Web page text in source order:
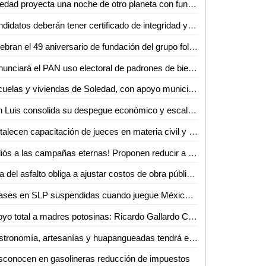
Soledad proyecta una noche de otro planeta con función especial de Star Wars
Candidatos deberán tener certificado de integridad y confiabilidad, propone el Dip. Héctor Serrano Cortés
Celebran el 49 aniversario de fundación del grupo folklórico huasteco
Denunciará el PAN uso electoral de padrones de bienestar en cuanto inicie el proceso electoral
Escuelas y viviendas de Soledad, con apoyo municipal de abasto de agua: alcalde
San Luis consolida su despegue económico y escala a nivel nacional
Fortalecen capacitación de jueces en materia civil y familiar
¡Adiós a las campañas eternas! Proponen reducir a 45 días el periodo electoral SLP
Alza del asfalto obliga a ajustar costos de obra pública en SLP
¡Clases en SLP suspendidas cuando juegue México en el Mundial!
Apoyo total a madres potosinas: Ricardo Gallardo Cardona
Gastronomía, artesanías y huapangueadas tendrá el Expo Bazar 2026 en Ciudad Valles
en gasolineras reducción de impuestos